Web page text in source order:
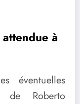
à
éventuelles
de Roberto